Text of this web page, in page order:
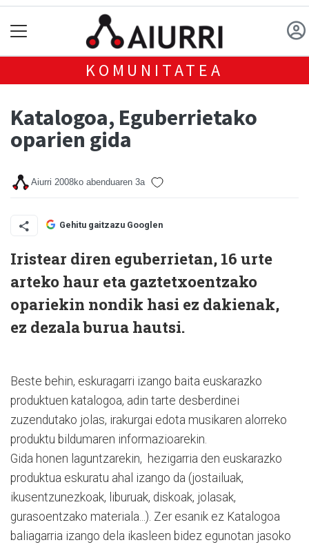
KOMUNITATEA
Katalogoa, Eguberrietako
oparien gida
Aiurri 2008ko abenduaren 3a
Gehitu gaitzazu Googlen
Iristear diren eguberrietan, 16 urte
arteko haur eta gaztetxoentzako
opariekin nondik hasi ez dakienak,
ez dezala burua hautsi.
Beste behin, eskuragarri izango baita euskarazko
produktuen katalogoa, adin tarte desberdinei
zuzendutako jolas, irakurgai edota musikaren alorreko
produktu bildumaren informazioarekin.
Gida honen laguntzarekin, hezigarria den euskarazko
produktua eskuratu ahal izango da (jostailuak,
ikusentzunezkoak, liburuak, diskoak, jolasak,
gurasoentzako materiala...). Zer esanik ez Katalogoa
baliagarria izango dela ikasleen bidez egunotan jasoko